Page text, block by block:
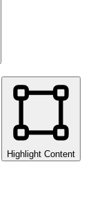
Highlight Content